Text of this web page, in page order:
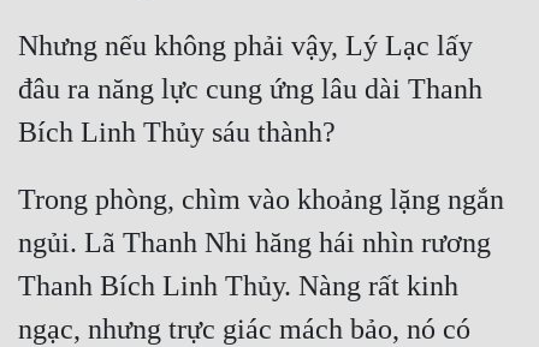
Nhưng nếu không phải vậy, Lý Lạc lấy
đâu ra năng lực cung ứng lâu dài Thanh
Trong phòng, chìm vào khoảng lặng ngắn
ngủi. Lã Thanh Nhi hăng hái nhìn rương
Thanh Bích Linh Thủy. Nàng rất kinh
ngạc, nhưng trực giác mách bảo, nó có